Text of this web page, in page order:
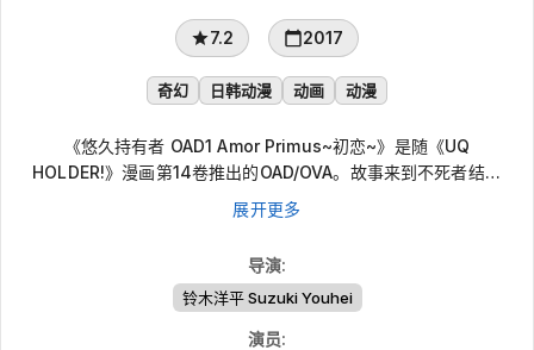
7.2 2017
奇幻 日韩动漫 动画 动漫
《悠久持有者 OAD1 Amor Primus~初恋~》是随《UQ
HOLDER!》漫画第14卷推出的OAD/OVA。故事来到不死者结社
“悠久持有者”的基地仙境馆，雪姬等人在温泉中闲聊。因刀太此前
突如其来的告白，众人自然谈起恋爱话题，也勾起雪姬久远的回
展开更多
导演:
铃木洋平 Suzuki Youhei
演员: